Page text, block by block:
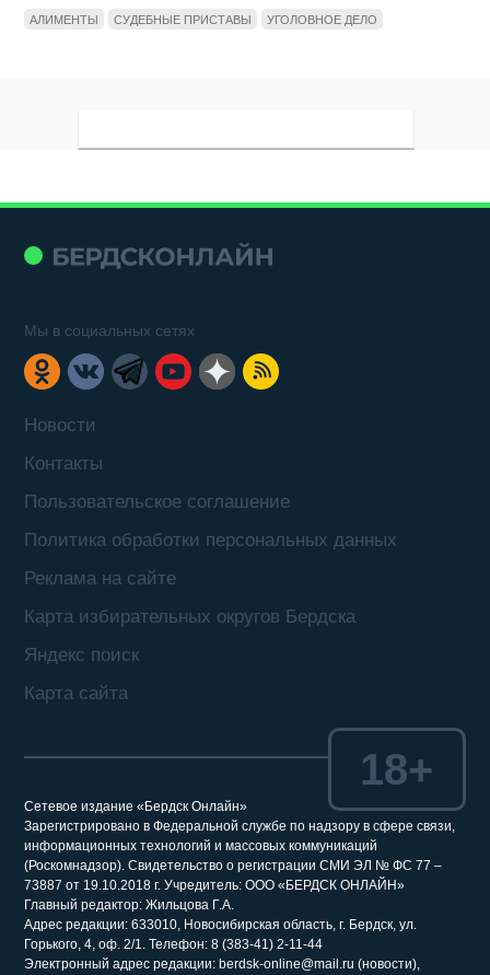
АЛИМЕНТЫ СУДЕБНЫЕ ПРИСТАВЫ УГОЛОВНОЕ ДЕЛО
Новости
Контакты
Пользовательское соглашение
Политика обработки персональных данных
Реклама на сайте
Карта избирательных округов Бердска
Яндекс поиск
Карта сайта
Мы в социальных сетях
Сетевое издание «Бердск Онлайн»
Зарегистрировано в Федеральной службе по надзору в сфере связи,
информационных технологий и массовых коммуникаций
(Роскомнадзор). Свидетельство о регистрации СМИ ЭЛ № ФС 77 –
73887 от 19.10.2018 г. Учредитель: ООО «БЕРДСК ОНЛАЙН»
Главный редактор: Жильцова Г.А.
Адрес редакции: 633010, Новосибирская область, г. Бердск, ул.
Горького, 4, оф. 2/1. Телефон: 8 (383-41) 2-11-44
Электронный адрес редакции: berdsk-online@mail.ru (новости),
18+